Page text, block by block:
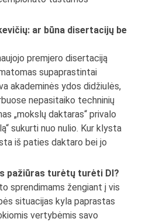
ar būna disertacijų be
premjero disertaciją
supaprastintai
akademinės ydos didžiulės,
nepasitaiko techninių
„mokslų daktaras“ privalo
sukurti nuo nulio. Kur klysta
iš paties daktaro bei jo
pažiūras turėtų turėti DI?
sprendimams žengiant į vis
situacijas kyla paprastas
vertybėmis savo